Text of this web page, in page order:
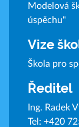
Modelová
úspěchu"
Vize
Škola pro
Ředitel
Ing. Radek
Tel: +420